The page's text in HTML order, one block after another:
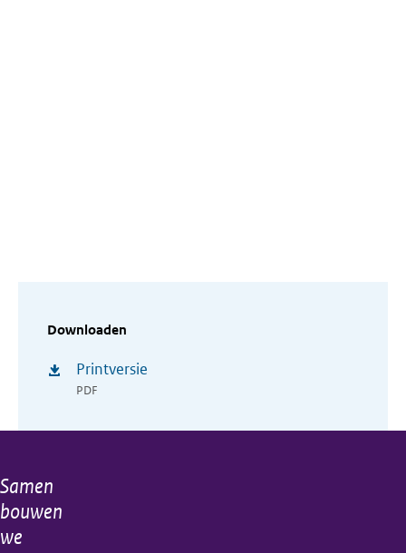
Downloaden
Printversie
PDF
Algemene
informatie
Samen
bouwen
we